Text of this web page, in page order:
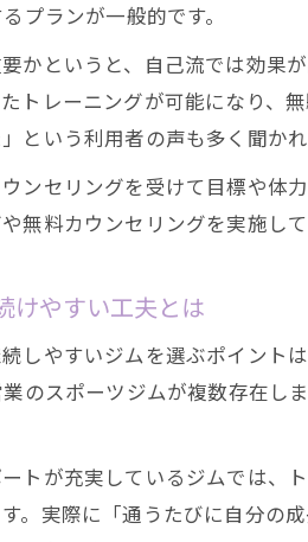
プランが一般的です。
かというと、自己流では効果
トレーニングが可能になり、
という利用者の声も多く聞かれ
ンセリングを受けて目標や体
無料カウンセリングを実施し
けやすい工夫とは
しやすいジムを選ぶポイント
のスポーツジムが複数存在し
トが充実しているジムでは、
。実際に「通うたびに自分の